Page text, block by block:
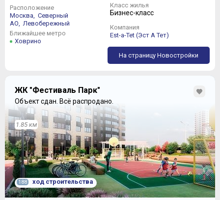
Чем выше, тем круче: на 8-9 этажах корпуса С1 и на 11-
12 этажах корпуса С2 вольготно расположились три
квартиры:
Расположение
Москва,
Северный
АО,
Левобережный
Ближайшее метро
Ховрино
Класс жилья
Бизнес-класс
Компания
Est-a-Tet (Эст А Тет)
На страницу Новостройки
ЖК "Фестиваль Парк"
Объект сдан. Всё распродано.
1.85 км
188 ход строительства